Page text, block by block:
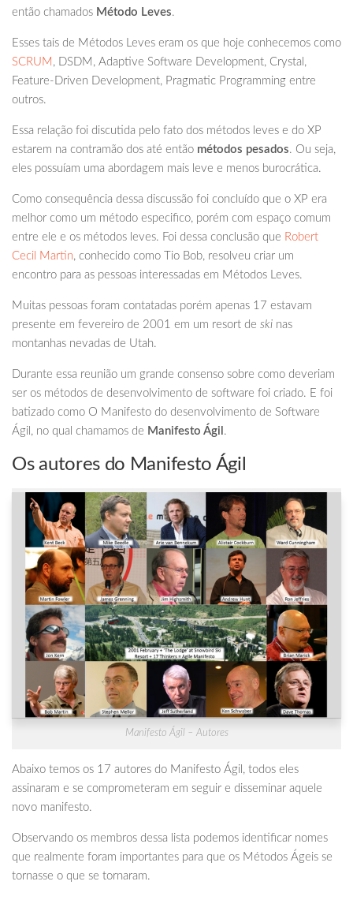
então chamados Método Leves.
Esses tais de Métodos Leves eram os que hoje conhecemos como
SCRUM , DSDM, Adaptive Software Development, Crystal,
Feature-Driven Development, Pragmatic Programming entre
outros.
Essa relação foi discutida pelo fato dos métodos leves e do XP
estarem na contramão dos até então métodos pesados. Ou seja,
eles possuíam uma abordagem mais leve e menos burocrática.
Como consequência dessa discussão foi concluído que o XP era
melhor como um método especifico, porém com espaço comum
entre ele e os métodos leves. Foi dessa conclusão que Robert
Cecil Martin, conhecido como Tio Bob, resolveu criar um
encontro para as pessoas interessadas em Métodos Leves.
Muitas pessoas foram contatadas porém apenas 17 estavam
presente em fevereiro de 2001 em um resort de ski nas
montanhas nevadas de Utah.
Durante essa reunião um grande consenso sobre como deveriam
ser os métodos de desenvolvimento de software foi criado. E foi
batizado como O Manifesto do desenvolvimento de Software
Ágil, no qual chamamos de Manifesto Ágil .
Os autores do Manifesto Ágil
Manifesto Ágil – Autores
Abaixo temos os 17 autores do Manifesto Ágil, todos eles
assinaram e se comprometeram em seguir e disseminar aquele
novo manifesto.
Observando os membros dessa lista podemos identificar nomes
que realmente foram importantes para que os Métodos Ágeis se
tornasse o que se tornaram.